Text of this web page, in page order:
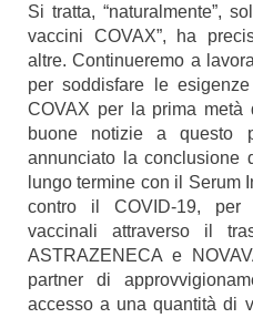
Si tratta, “naturalmente”,
vaccini COVAX”, ha
altre. Continueremo a
per soddisfare le
COVAX per la prima
buone notizie a questo
annunciato la conclusione
lungo termine con il Serum
contro il COVID-19, per
vaccinali attraverso il
ASTRAZENECA e
partner di
accesso a una quantità di